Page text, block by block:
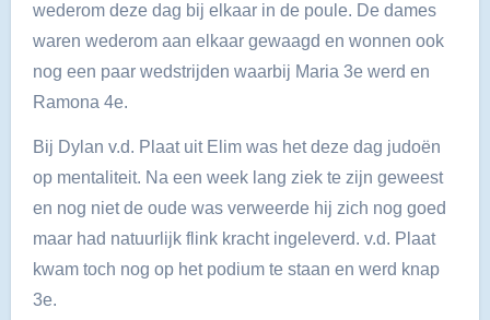
wederom deze dag bij elkaar in de poule. De dames
waren wederom aan elkaar gewaagd en wonnen ook
nog een paar wedstrijden waarbij Maria 3e werd en
Ramona 4e.
Bij Dylan v.d. Plaat uit Elim was het deze dag judoën
op mentaliteit. Na een week lang ziek te zijn geweest
en nog niet de oude was verweerde hij zich nog goed
maar had natuurlijk flink kracht ingeleverd. v.d. Plaat
kwam toch nog op het podium te staan en werd knap
3e.